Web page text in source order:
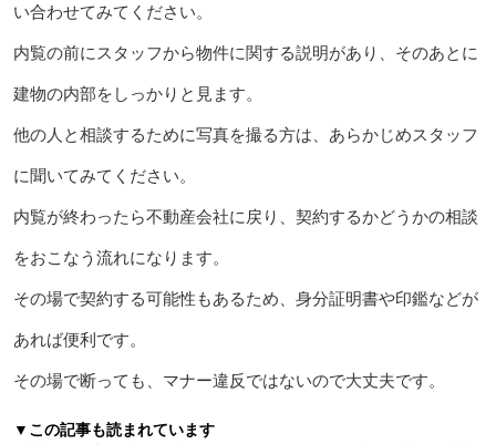
い合わせてみてください。
内覧の前にスタッフから物件に関する説明があり、そのあとに
建物の内部をしっかりと見ます。
他の人と相談するために写真を撮る方は、あらかじめスタッフ
に聞いてみてください。
内覧が終わったら不動産会社に戻り、契約するかどうかの相談
をおこなう流れになります。
その場で契約する可能性もあるため、身分証明書や印鑑などが
あれば便利です。
その場で断っても、マナー違反ではないので大丈夫です。
▼この記事も読まれています